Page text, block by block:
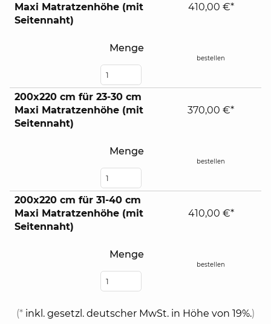
Maxi Matratzenhöhe (mit
Seitennaht)
Menge
410,00 €*
bestellen
200x220 cm für 23-30 cm
Maxi Matratzenhöhe (mit
Seitennaht)
Menge
370,00 €*
bestellen
200x220 cm für 31-40 cm
Maxi Matratzenhöhe (mit
Seitennaht)
Menge
410,00 €*
bestellen
(* inkl. gesetzl. deutscher MwSt. in Höhe von 19%.)